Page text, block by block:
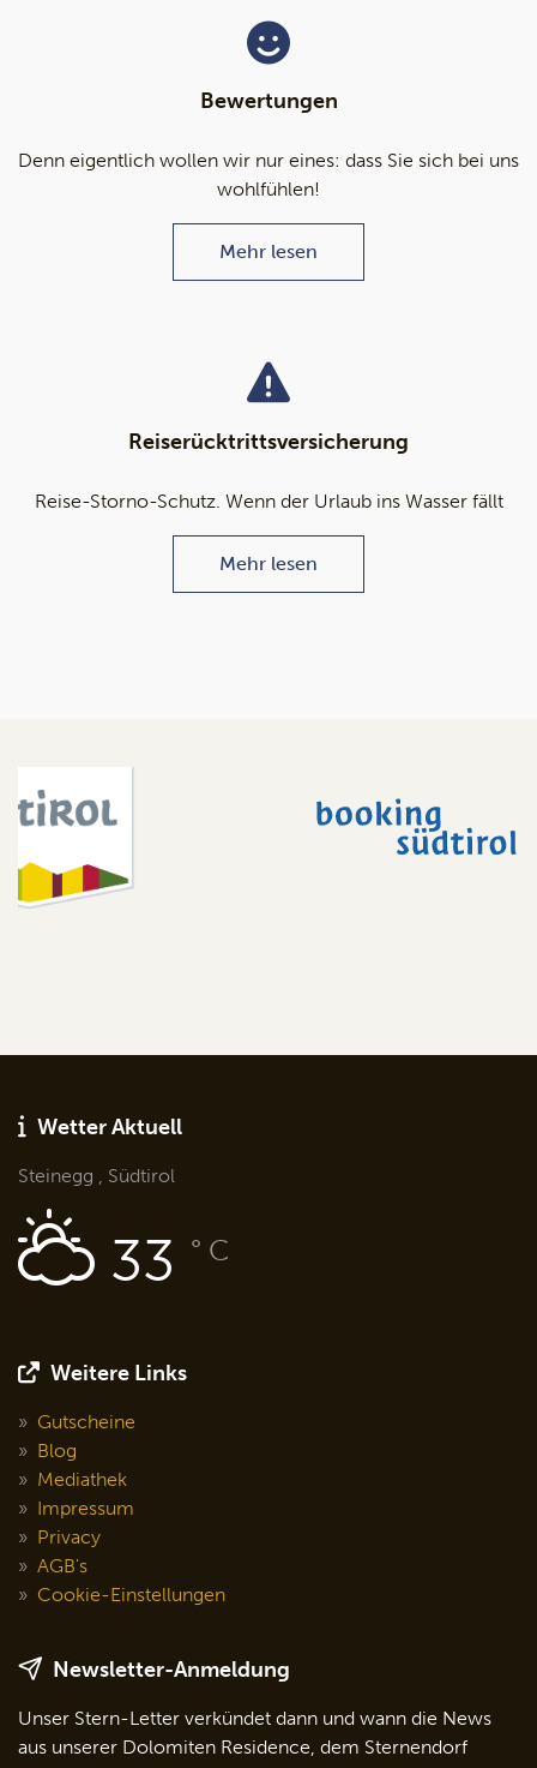
Bewertungen
Denn eigentlich wollen wir nur eines: dass Sie sich bei uns
wohlfühlen!
Mehr lesen
Reiserücktrittsversicherung
Reise-Storno-Schutz. Wenn der Urlaub ins Wasser fällt
Mehr lesen
Wetter Aktuell
Steinegg , Südtirol
33 ° C
Weitere Links
Gutscheine
Blog
Mediathek
Impressum
Privacy
AGB's
Cookie-Einstellungen
Newsletter-Anmeldung
Unser Stern-Letter verkündet dann und wann die News
aus unserer Dolomiten Residence, dem Sternendorf